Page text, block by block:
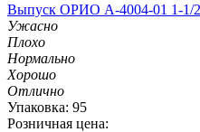
Выпуск ОРИО А-4004-01 1-1/
Ужасно
Плохо
Нормально
Хорошо
Отлично
Упаковка: 95
Розничная цена: